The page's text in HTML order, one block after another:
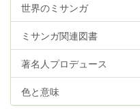
世界のミサンガ
ミサンガ関連図書
著名人プロデュース
色と意味